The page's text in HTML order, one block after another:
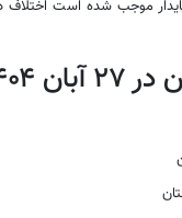
موجب شده است
۱۴۰۴